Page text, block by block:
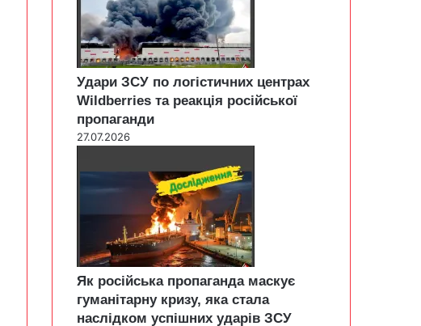
Удари ЗСУ по логістичних центрах
Wildberries та реакція російської
пропаганди
27.07.2026
Як російська пропаганда маскує
гуманітарну кризу, яка стала
наслідком успішних ударів ЗСУ